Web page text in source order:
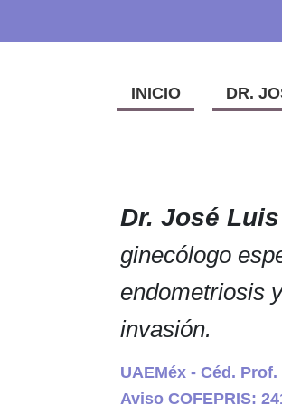
INICIO DR.
Dr. José
ginecólogo
endometriosis
invasión.
UAEMéx - Céd.
Aviso COFEPRIS: